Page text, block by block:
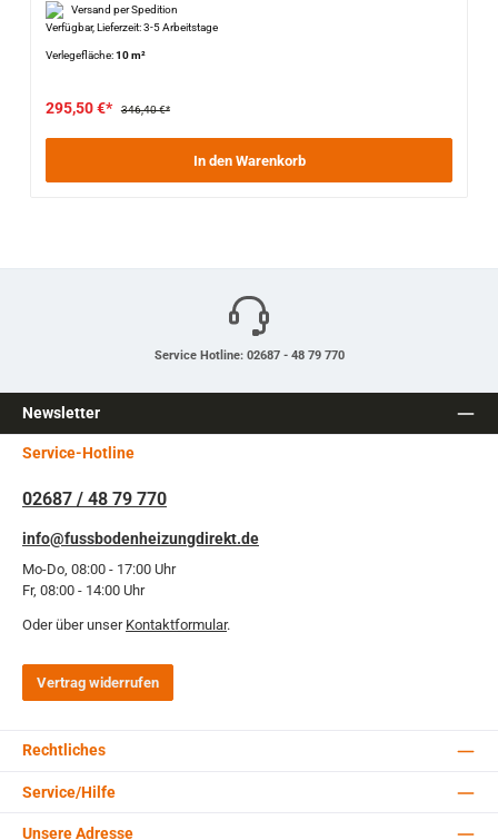
Versand per Spedition
Verfügbar, Lieferzeit: 3-5 Arbeitstage
Verlegefläche:10 m²
295,50 €* 346,40 €*
In den Warenkorb
Service Hotline: 02687 - 48 79 770
Newsletter
Service-Hotline
02687 / 48 79 770
info@fussbodenheizungdirekt.de
Mo-Do, 08:00 - 17:00 Uhr
Fr, 08:00 - 14:00 Uhr
Oder über unser Kontaktformular.
Vertrag widerrufen
Rechtliches
Service/Hilfe
Unsere Adresse